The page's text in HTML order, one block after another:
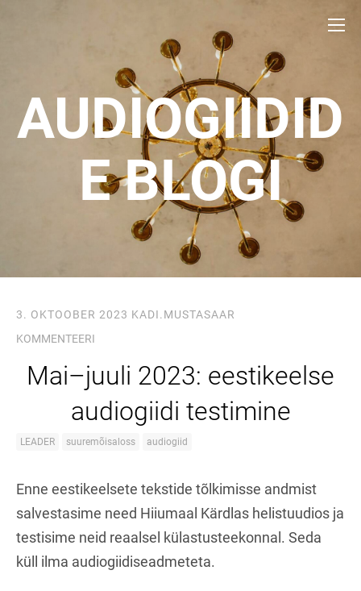
AUDIOGIIDID
E BLOGI
3. OKTOOBER 2023 KADI.MUSTASAAR
KOMMENTEERI
Mai–juuli 2023: eestikeelse
audiogiidi testimine
LEADER suuremõisaloss audiogiid
Enne eestikeelsete tekstide tõlkimisse andmist
salvestasime need Hiiumaal Kärdlas helistuudios ja
testisime neid reaalsel külastusteekonnal. Seda
küll ilma audiogiidiseadmeteta.